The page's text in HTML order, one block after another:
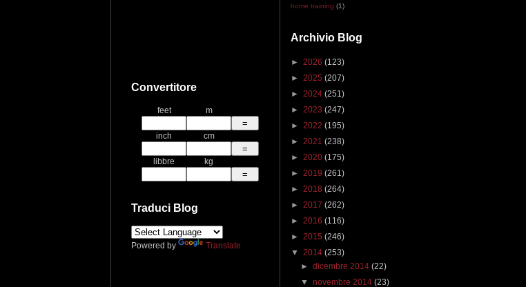
Convertitore
feet m
inch cm
libbre kg
Traduci Blog
Powered by Translate
home training (1)
Archivio Blog
► 2026 (123)
► 2025 (207)
► 2024 (251)
► 2023 (247)
► 2022 (195)
► 2021 (238)
► 2020 (175)
► 2019 (261)
► 2018 (264)
► 2017 (262)
► 2016 (116)
► 2015 (246)
▼ 2014 (253)
►dicembre 2014(22)
▼novembre 2014(23)